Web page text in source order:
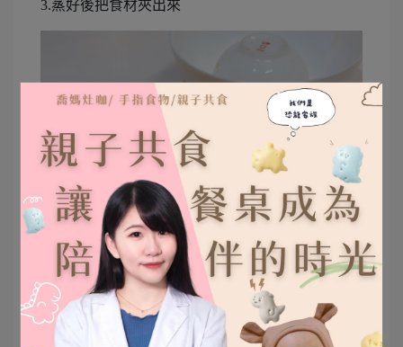
3.蒸好後把食材夾出來
4.倒扣的小碗打開,就有一碗好喝的蘋果洋蔥水